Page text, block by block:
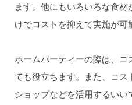
ます。他にもいろいろな食
けでコストを抑えて実施が可
ホームパーティーの際は、コ
ても役立ちます。また、コ
ショップなどを活用するい